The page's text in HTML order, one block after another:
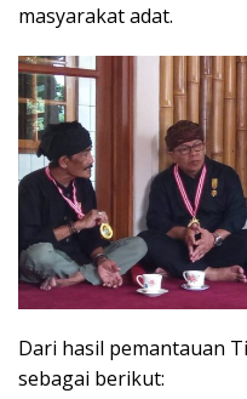
masyarakat adat.
Dari hasil pemantauan
sebagai berikut: